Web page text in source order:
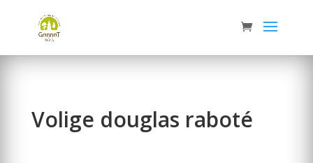
Volige douglas raboté